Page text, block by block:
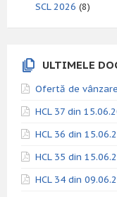
SCL 2026 (8)
ULTIMELE
Ofertă de
HCL 37 din
HCL 36 din
HCL 35 din
HCL 34 din